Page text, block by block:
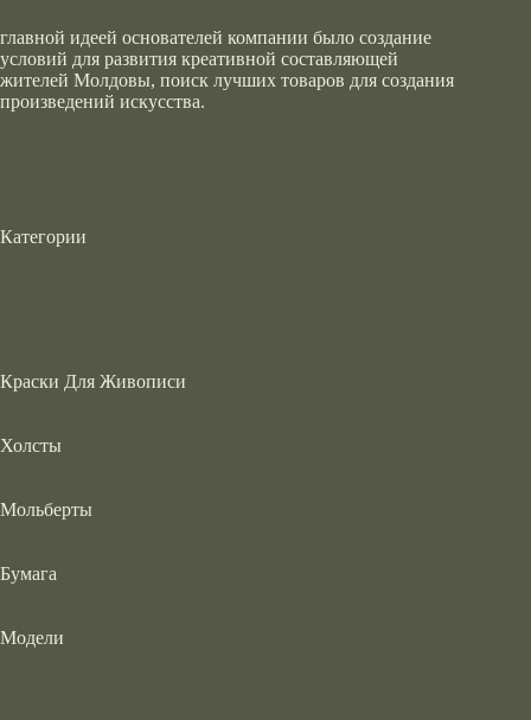
главной идеей основателей компании было создание
условий для развития креативной составляющей
жителей Молдовы, поиск лучших товаров для создания
произведений искусства.
Категории
Краски Для Живописи
Холсты
Мольберты
Бумага
Модели